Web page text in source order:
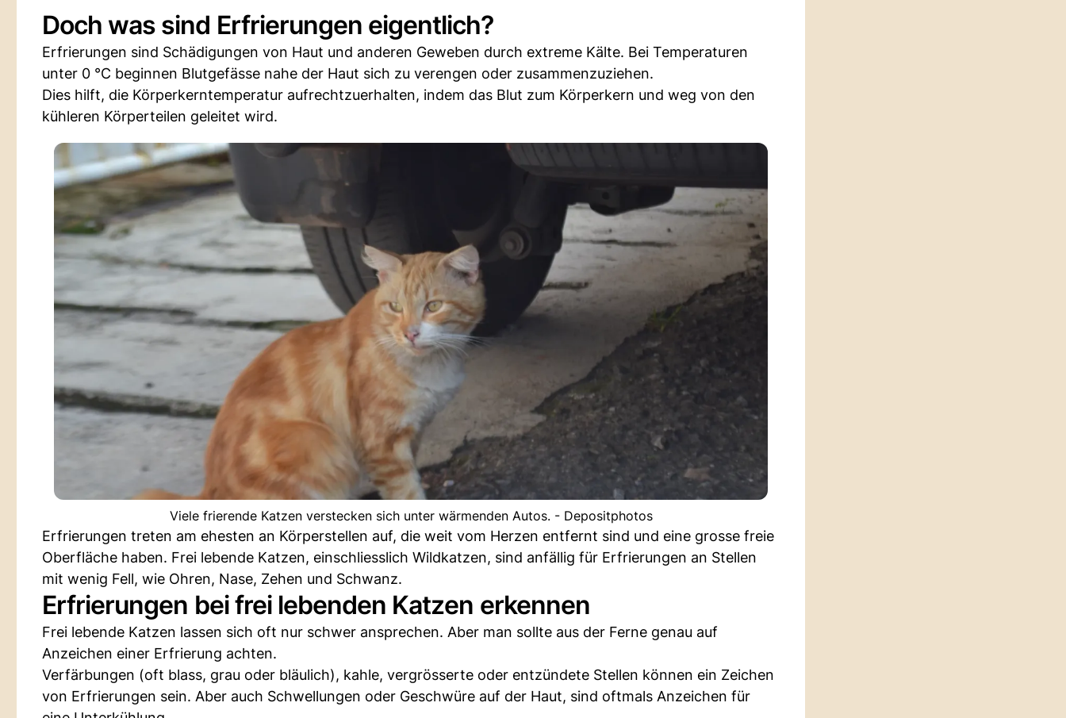
Doch was sind Erfrierungen eigentlich?
Erfrierungen sind Schädigungen von Haut und anderen Geweben durch extreme Kälte. Bei Temperaturen
unter 0 °C beginnen Blutgefässe nahe der Haut sich zu verengen oder zusammenzuziehen.
Dies hilft, die Körperkerntemperatur aufrechtzuerhalten, indem das Blut zum Körperkern und weg von den
kühleren Körperteilen geleitet wird.
Viele frierende Katzen verstecken sich unter wärmenden Autos. - Depositphotos
Erfrierungen treten am ehesten an Körperstellen auf, die weit vom Herzen entfernt sind und eine grosse freie
Oberfläche haben. Frei lebende Katzen, einschliesslich Wildkatzen, sind anfällig für Erfrierungen an Stellen
mit wenig Fell, wie Ohren, Nase, Zehen und Schwanz.
Erfrierungen bei frei lebenden Katzen erkennen
Frei lebende Katzen lassen sich oft nur schwer ansprechen. Aber man sollte aus der Ferne genau auf
Anzeichen einer Erfrierung achten.
Verfärbungen (oft blass, grau oder bläulich), kahle, vergrösserte oder entzündete Stellen können ein Zeichen
von Erfrierungen sein. Aber auch Schwellungen oder Geschwüre auf der Haut, sind oftmals Anzeichen für